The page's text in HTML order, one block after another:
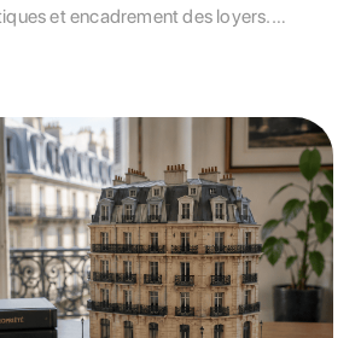
et encadrement des loyers.
pour votre rendement.